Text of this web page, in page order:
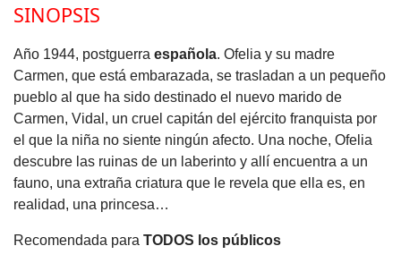
SINOPSIS
Año 1944, postguerra española. Ofelia y su madre
Carmen, que está embarazada, se trasladan a un pequeño
pueblo al que ha sido destinado el nuevo marido de
Carmen, Vidal, un cruel capitán del ejército franquista por
el que la niña no siente ningún afecto. Una noche, Ofelia
descubre las ruinas de un laberinto y allí encuentra a un
fauno, una extraña criatura que le revela que ella es, en
realidad, una princesa…
Recomendada para TODOS los públicos